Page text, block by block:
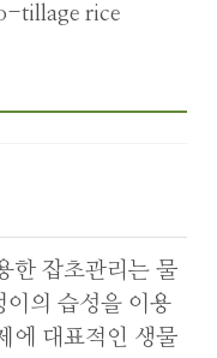
tillage rice
한 잡초관리는 물
이의 습성을 이용
에 대표적인 생물